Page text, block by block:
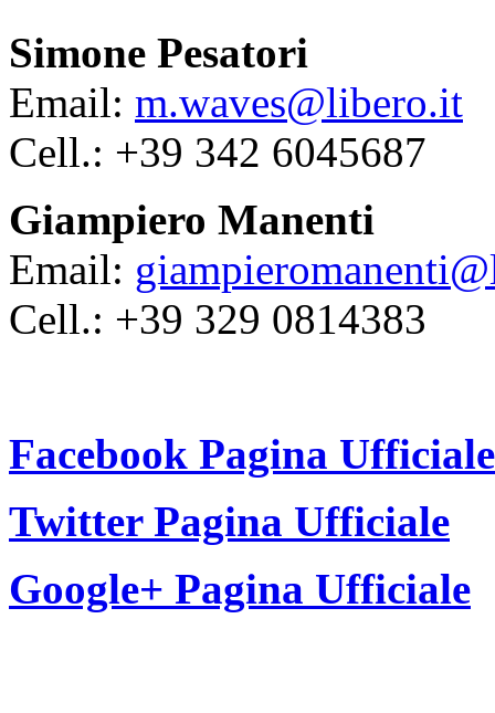
Simone Pesatori
Email: m.waves@libero.it
Cell.: +39 342 6045687
Giampiero Manenti
Email:
Cell.: +39 329 0814383
Facebook Pagina Ufficiale
Twitter Pagina Ufficiale
Google+ Pagina Ufficiale